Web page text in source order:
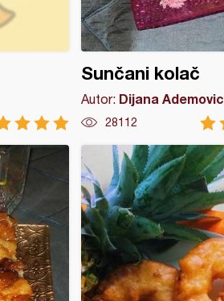
Sunčani kolač
Autor: Dijana Ademovic
28112